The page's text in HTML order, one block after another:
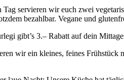
servieren wir euch zwei
bezahlbar. Vegane und
gibt’s 3.– Rabatt auf dein
wir ein kleines, feines